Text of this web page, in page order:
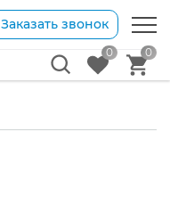
Заказать звонок
0 0